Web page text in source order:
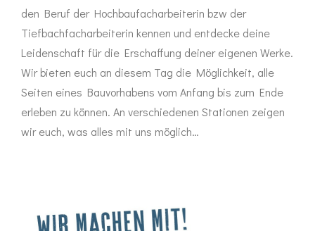
den Beruf der Hochbaufacharbeiterin bzw der
Tiefbachfacharbeiterin kennen und entdecke deine
Leidenschaft für die Erschaffung deiner eigenen Werke.
Wir bieten euch an diesem Tag die Möglichkeit, alle
Seiten eines Bauvorhabens vom Anfang bis zum Ende
erleben zu können. An verschiedenen Stationen zeigen
wir euch, was alles mit uns möglich…